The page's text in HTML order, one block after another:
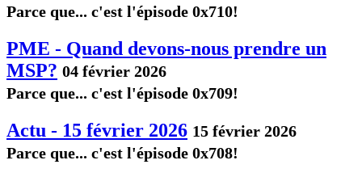
Parce que... c'est l'épisode 0x710!
PME - Quand devons-nous prendre un
MSP? 04 février 2026
Parce que... c'est l'épisode 0x709!
Actu - 15 février 2026 15 février 2026
Parce que... c'est l'épisode 0x708!